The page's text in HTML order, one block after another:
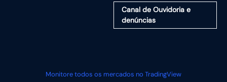
Canal de Ouvidoria e
denúncias
Monitore todos os mercados no TradingView